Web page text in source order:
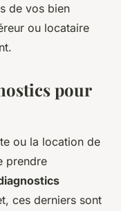
de vos bien
ou locataire
pour
ou la location de
prendre
ces derniers sont